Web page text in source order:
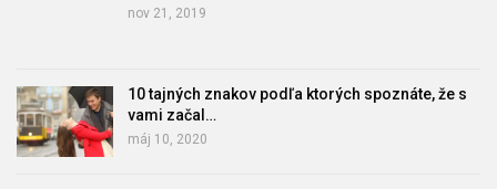
nov 21, 2019
10 tajných znakov podľa ktorých spoznáte, že s
vami začal…
máj 10, 2020